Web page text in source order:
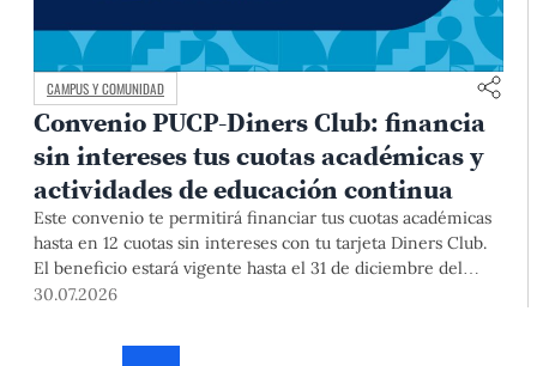
CAMPUS Y COMUNIDAD
Convenio PUCP-Diners Club: financia
sin intereses tus cuotas académicas y
actividades de educación continua
Este convenio te permitirá financiar tus cuotas académicas
hasta en 12 cuotas sin intereses con tu tarjeta Diners Club.
El beneficio estará vigente hasta el 31 de diciembre del
2026 para pregrado y posgrado, así como para deudas de
programas, cursos o talleres de educación continua que se
30.07.2026